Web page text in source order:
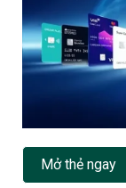
Mở thẻ ngay